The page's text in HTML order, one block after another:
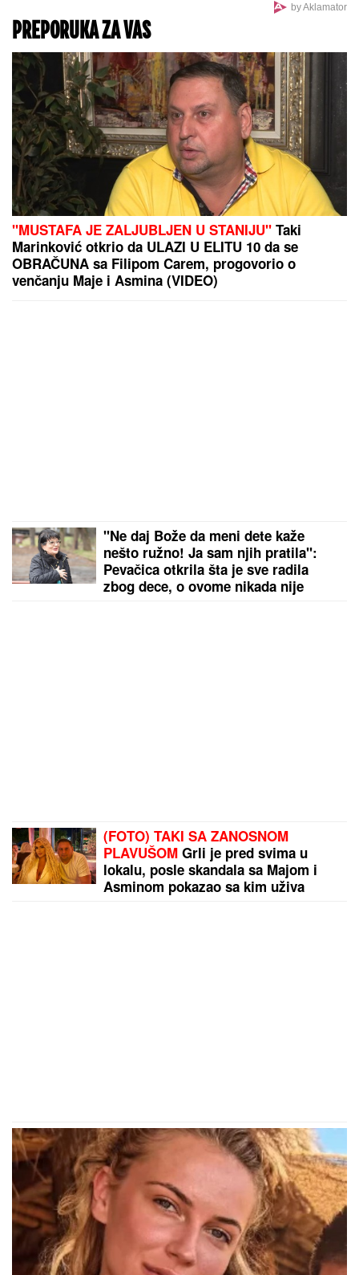
by Aklamator
PREPORUKA ZA VAS
"MUSTAFA JE ZALJUBLJEN U STANIJU" Taki
Marinković otkrio da ULAZI U ELITU 10 da se
OBRAČUNA sa Filipom Carem, progovorio o
venčanju Maje i Asmina (VIDEO)
"Ne daj Bože da meni dete kaže
nešto ružno! Ja sam njih pratila":
Pevačica otkrila šta je sve radila
zbog dece, o ovome nikada nije
(FOTO) TAKI SA ZANOSNOM
PLAVUŠOM Grli je pred svima u
lokalu, posle skandala sa Majom i
Asminom pokazao sa kim uživa